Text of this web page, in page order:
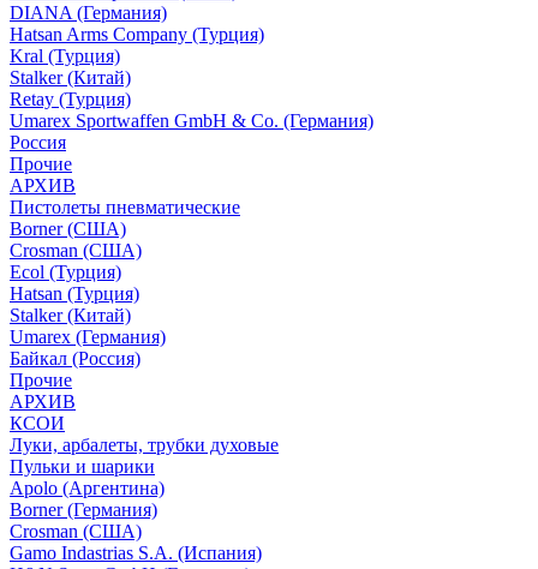
DIANA (Германия)
Hatsan Arms Company (Турция)
Kral (Турция)
Stalker (Китай)
Retay (Турция)
Umarex Sportwaffen GmbH & Co. (Германия)
Россия
Прочие
АРХИВ
Пистолеты пневматические
Borner (США)
Crosman (США)
Ecol (Турция)
Hatsan (Турция)
Stalker (Китай)
Umarex (Германия)
Байкал (Россия)
Прочие
АРХИВ
КСОИ
Луки, арбалеты, трубки духовые
Пульки и шарики
Apolo (Аргентина)
Borner (Германия)
Crosman (США)
Gamo Indastrias S.A. (Испания)